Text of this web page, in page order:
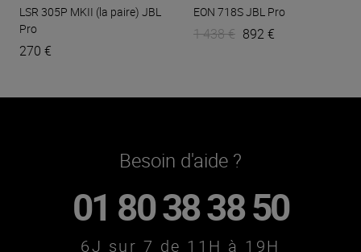
LSR 305P MKII (la paire) JBL
Pro
270 €
EON 718SJBL Pro
1 438 € 892 €
Besoin d'aide ?
01 80 38 38 50
6J sur 7 de 11H à 19H